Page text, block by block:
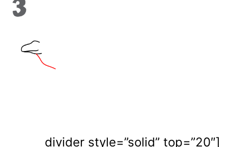
[divider style=”solid” top=”20″